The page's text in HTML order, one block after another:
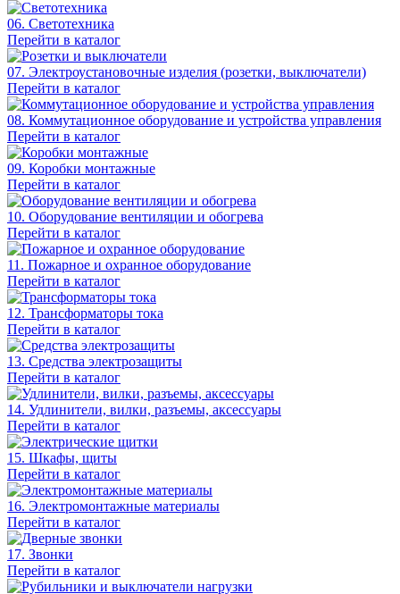
06. Светотехника
Перейти в каталог
07. Электроустановочные изделия (розетки, выключатели)
Перейти в каталог
08. Коммутационное оборудование и устройства управления
Перейти в каталог
09. Коробки монтажные
Перейти в каталог
10. Оборудование вентиляции и обогрева
Перейти в каталог
11. Пожарное и охранное оборудование
Перейти в каталог
12. Трансформаторы тока
Перейти в каталог
13. Средства электрозащиты
Перейти в каталог
14. Удлинители, вилки, разъемы, аксессуары
Перейти в каталог
15. Шкафы, щиты
Перейти в каталог
16. Электромонтажные материалы
Перейти в каталог
17. Звонки
Перейти в каталог